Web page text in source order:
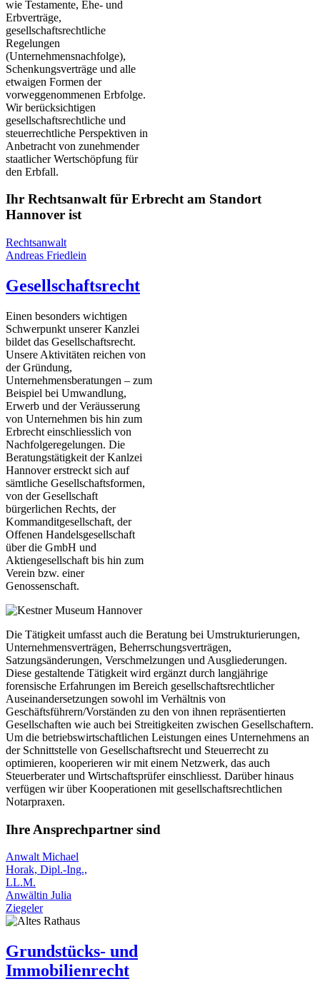
wie Testamente, Ehe- und
Erbverträge,
gesellschaftsrechtliche
Regelungen
(Unternehmensnachfolge),
Schenkungsverträge und alle
etwaigen Formen der
vorweggenommenen Erbfolge.
Wir berücksichtigen
gesellschaftsrechtliche und
steuerrechtliche Perspektiven in
Anbetracht von zunehmender
staatlicher Wertschöpfung für
den Erbfall.
Ihr Rechtsanwalt für Erbrecht am Standort
Hannover ist
Rechtsanwalt
Andreas Friedlein
Gesellschaftsrecht
Einen besonders wichtigen
Schwerpunkt unserer Kanzlei
bildet das Gesellschaftsrecht.
Unsere Aktivitäten reichen von
der Gründung,
Unternehmensberatungen – zum
Beispiel bei Umwandlung,
Erwerb und der Veräusserung
von Unternehmen bis hin zum
Erbrecht einschliesslich von
Nachfolgeregelungen. Die
Beratungstätigkeit der Kanlzei
Hannover erstreckt sich auf
sämtliche Gesellschaftsformen,
von der Gesellschaft
bürgerlichen Rechts, der
Kommanditgesellschaft, der
Offenen Handelsgesellschaft
über die GmbH und
Aktiengesellschaft bis hin zum
Verein bzw. einer
Genossenschaft.
Die Tätigkeit umfasst auch die Beratung bei Umstrukturierungen,
Unternehmensverträgen, Beherrschungsverträgen,
Satzungsänderungen, Verschmelzungen und Ausgliederungen.
Diese gestaltende Tätigkeit wird ergänzt durch langjährige
forensische Erfahrungen im Bereich gesellschaftsrechtlicher
Auseinandersetzungen sowohl im Verhältnis von
Geschäftsführern/Vorständen zu den von ihnen repräsentierten
Gesellschaften wie auch bei Streitigkeiten zwischen Gesellschaftern.
Um die betriebswirtschaftlichen Leistungen eines Unternehmens an
der Schnittstelle von Gesellschaftsrecht und Steuerrecht zu
optimieren, kooperieren wir mit einem Netzwerk, das auch
Steuerberater und Wirtschaftsprüfer einschliesst. Darüber hinaus
verfügen wir über Kooperationen mit gesellschaftsrechtlichen
Notarpraxen.
Ihre Ansprechpartner sind
Anwalt Michael
Horak, Dipl.-Ing.,
LL.M.
Anwältin Julia
Ziegeler
Grundstücks- und
Immobilienrecht